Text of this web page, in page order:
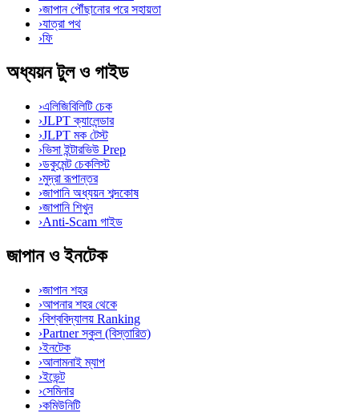
›জাপান পৌঁছানোর পরে সহায়তা
›যাত্রা পথ
›ফি
অধ্যয়ন টুল ও গাইড
›এলিজিবিলিটি চেক
›JLPT ক্যালেন্ডার
›JLPT মক টেস্ট
›ভিসা ইন্টারভিউ Prep
›ডকুমেন্ট চেকলিস্ট
›মুদ্রা রূপান্তর
›জাপানি অধ্যয়ন শব্দকোষ
›জাপানি শিখুন
›Anti-Scam গাইড
জাপান ও ইনটেক
›জাপান শহর
›আপনার শহর থেকে
›বিশ্ববিদ্যালয় Ranking
›Partner স্কুল (বিস্তারিত)
›ইনটেক
›আলামনাই ম্যাপ
›ইভেন্ট
›সেমিনার
›কমিউনিটি